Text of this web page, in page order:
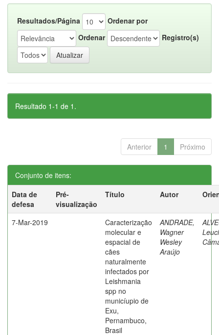
Resultados/Página
Ordenar por
Ordenar
Registro(s)
Resultado 1-1 de 1.
Anterior 1 Próximo
Conjunto de itens:
Data de
defesa
Pré-
visualização
Título Autor
7-Mar-2019
Caracterização
molecular e
espacial de
cães
naturalmente
infectados por
Leishmania
spp no
municíupio de
Exu,
Pernambuco,
Brasil
ANDRADE,
Wagner
Wesley
Araújo